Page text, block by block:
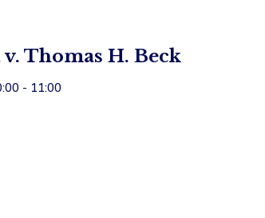
Thomas H. Beck
- 11:00